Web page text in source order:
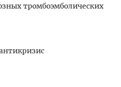
тромбоэмболических